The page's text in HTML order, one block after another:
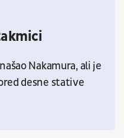
Nakamura, ali je
desne stative